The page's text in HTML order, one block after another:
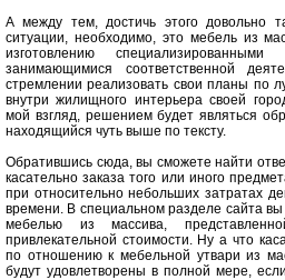
А между тем, достичь этого довольно
ситуации, необходимо, это мебель из
изготовлению
занимающимися соответственной
стремлении реализовать свои планы по
внутри жилищного интерьера своей
мой взгляд, решением будет являться
находящийся чуть выше по тексту.
Обратившись сюда, вы сможете найти
касательно заказа того или иного
при относительно небольших затратах
времени. В специальном разделе сайта
мебелью из массива,
привлекательной стоимости. Ну а что
по отношению к мебельной утвари из
будут удовлетворены в полной мере,